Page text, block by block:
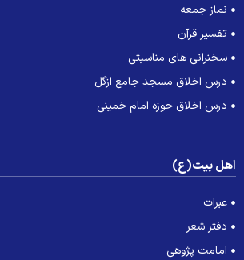
نماز جمعه
تفسیر قرآن
سخنرانی های مناسبتی
درس اخلاق مسجد جامع ازگل
درس اخلاق حوزه امام خمینی
بیت(ع)
عبرات
دفتر شعر
امامت پژوهی